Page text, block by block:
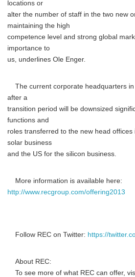
locations or
alter the number of staff in the two new
maintaining the high
competence level and strong global
importance to
us, underlines Ole Enger.
The current corporate headquarters in
after a
transition period will be downsized
functions and
roles transferred to the new head
solar business
and the US for the silicon business.
More information is available here:
http://www.recgroup.com/offering2013
Follow REC on Twitter: https://
About REC:
To see more of what REC can offer,